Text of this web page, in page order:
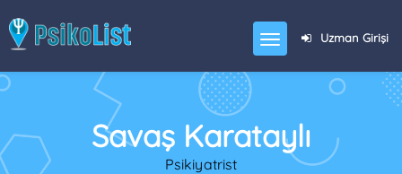
Uzman Girişi
Savaş Karataylı
Psikiyatrist